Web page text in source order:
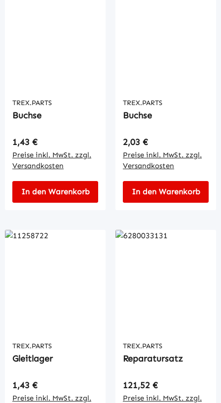
TREX.PARTS
Buchse
Regulärer Preis:
1,43 €
Preise inkl. MwSt. zzgl.
Versandkosten
In den Warenkorb
TREX.PARTS
Buchse
Regulärer Preis:
2,03 €
Preise inkl. MwSt. zzgl.
Versandkosten
In den Warenkorb
TREX.PARTS
Gleitlager
Regulärer Preis:
1,43 €
Preise inkl. MwSt. zzgl.
TREX.PARTS
Reparatursatz
Regulärer Preis:
121,52 €
Preise inkl. MwSt. zzgl.